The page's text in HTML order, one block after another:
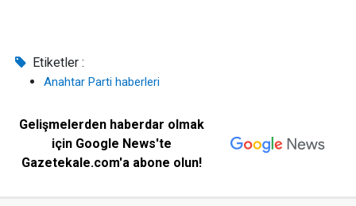
Etiketler :
Anahtar Parti haberleri
Gelişmelerden haberdar olmak
için Google News'te
Gazetekale.com'a abone olun!